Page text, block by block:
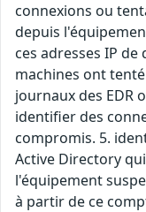
connexions ou
depuis
ces adresses IP
machines ont
journaux des EDR
identifier des
compromis. 5.
Active Directory
l'équipement
à partir de ce